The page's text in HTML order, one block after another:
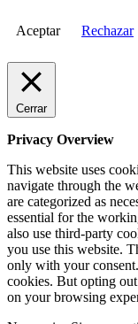
Aceptar Rechazar
Cerrar
Privacy Overview
This website uses
navigate through the
are categorized as
essential for the
also use third-party
you use this website.
only with your
cookies. But opting
on your browsing